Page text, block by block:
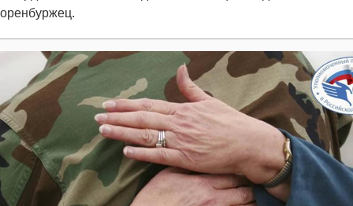
оренбуржец.